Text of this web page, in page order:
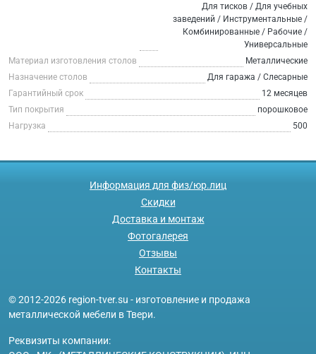
Для тисков / Для учебных
заведений / Инструментальные /
Комбинированные / Рабочие /
Универсальные
Материал изготовления столов
Металлические
Назначение столов
Для гаража / Слесарные
Гарантийный срок
12 месяцев
Тип покрытия
порошковое
Нагрузка
500
Информация для физ/юр.лиц
Скидки
Доставка и монтаж
Фотогалерея
Отзывы
Контакты
© 2012-2026 region-tver.su - изготовление и продажа
металлической мебели в Твери.
Реквизиты компании: